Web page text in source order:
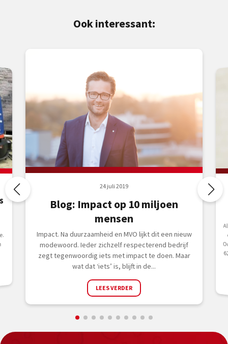
Ook interessant:
24 juli 2019
Blog: Impact op 10 miljoen
mensen
Impact. Na duurzaamheid en MVO lijkt dit een nieuw
modewoord. Ieder zichzelf respecterend bedrijf
zegt tegenwoordig iets met impact te doen. Maar
wat dat ‘iets’ is, blijft in de...
LEES VERDER